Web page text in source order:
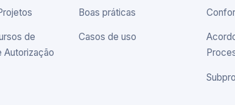
de
Autorização
Boas práticas
Casos de uso